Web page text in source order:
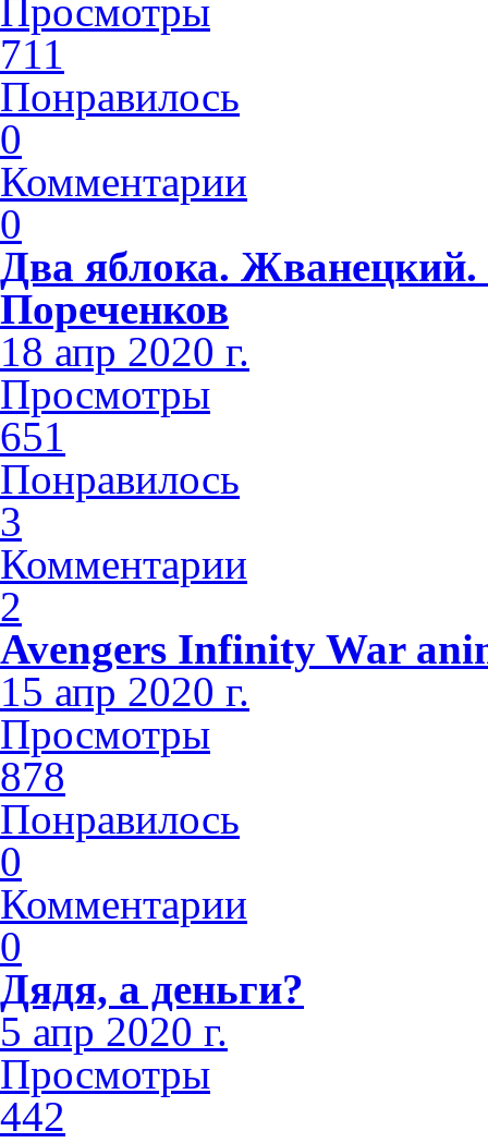
Просмотры
711
Понравилось
0
Комментарии
0
Два яблока.
Пореченков
18 апр 2020 г.
Просмотры
651
Понравилось
3
Комментарии
2
Avengers Infinity War
15 апр 2020 г.
Просмотры
878
Понравилось
0
Комментарии
0
Дядя, а деньги?
5 апр 2020 г.
Просмотры
442